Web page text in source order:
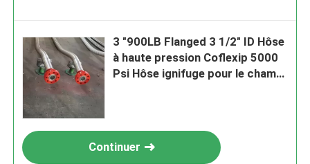
3 "900LB Flanged 3 1/2" ID Hôse
à haute pression Coflexip 5000
Psi Hôse ignifuge pour le champ
Continuer